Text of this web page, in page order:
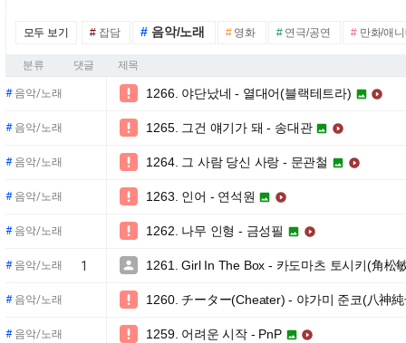
모두 보기 # 잡담 # 음악/노래 #영화 #연극/공연 # 만화/애
분류 댓글 제목
#음악/노래  1266. 야단났네 - 열대어(블랙테트라)  
#음악/노래  1265. 그건 얘기가 돼 - 송대관  
#음악/노래  1264. 그 사람 당신 사랑 - 문관철  
#음악/노래  1263. 인어 - 연석원  
#음악/노래  1262. 나무 인형 - 금성필  
#음악/노래 1  1261. Girl In The Box - 카도마츠 토시키(角松
#음악/노래  1260. チーター(Cheater) - 야가미 준코(八神
#음악/노래  1259. 어려운 시작 - PnP  